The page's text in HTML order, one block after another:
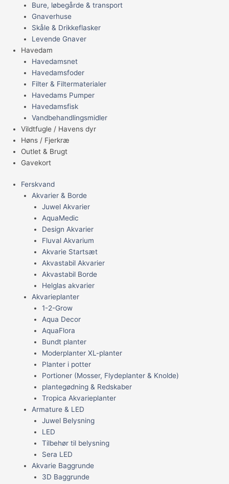
Bure, løbegårde & transport
Gnaverhuse
Skåle & Drikkeflasker
Levende Gnaver
Havedam
Havedamsnet
Havedamsfoder
Filter & Filtermaterialer
Havedams Pumper
Havedamsfisk
Vandbehandlingsmidler
Vildtfugle / Havens dyr
Høns / Fjerkræ
Outlet & Brugt
Gavekort
Ferskvand
Akvarier & Borde
Juwel Akvarier
AquaMedic
Design Akvarier
Fluval Akvarium
Akvarie Startsæt
Akvastabil Akvarier
Akvastabil Borde
Helglas akvarier
Akvarieplanter
1-2-Grow
Aqua Decor
AquaFlora
Bundt planter
Moderplanter XL-planter
Planter i potter
Portioner (Mosser, Flydeplanter & Knolde)
plantegødning & Redskaber
Tropica Akvarieplanter
Armature & LED
Juwel Belysning
LED
Tilbehør til belysning
Sera LED
Akvarie Baggrunde
3D Baggrunde